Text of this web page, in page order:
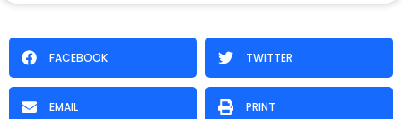
FACEBOOK TWITTER
EMAIL PRINT